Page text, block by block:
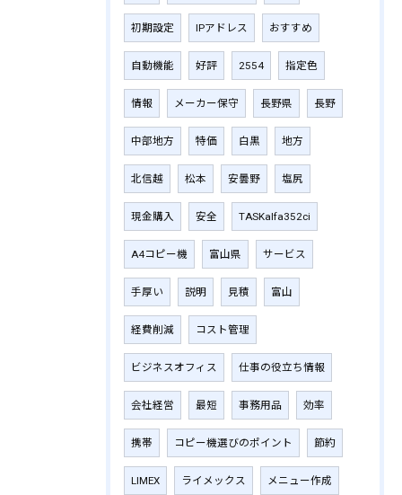
初期設定 IPアドレス おすすめ
自動機能 好評 2554 指定色
情報 メーカー保守 長野県 長野
中部地方 特価 白黒 地方
北信越 松本 安曇野 塩尻
現金購入 安全 TASKalfa352ci
A4コピー機 富山県 サービス
手厚い 説明 見積 富山
経費削減 コスト管理
ビジネスオフィス 仕事の役立ち情報
会社経営 最短 事務用品 効率
携帯 コピー機選びのポイント 節約
LIMEX ライメックス メニュー作成